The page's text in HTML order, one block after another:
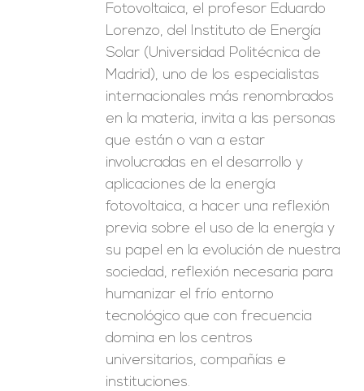
Fotovoltaica, el profesor Eduardo
Lorenzo, del Instituto de Energía
Solar (Universidad Politécnica de
Madrid), uno de los especialistas
internacionales más renombrados
en la materia, invita a las personas
que están o van a estar
involucradas en el desarrollo y
aplicaciones de la energía
fotovoltaica, a hacer una reflexión
previa sobre el uso de la energía y
su papel en la evolución de nuestra
sociedad, reflexión necesaria para
humanizar el frío entorno
tecnológico que con frecuencia
domina en los centros
universitarios, compañías e
instituciones.